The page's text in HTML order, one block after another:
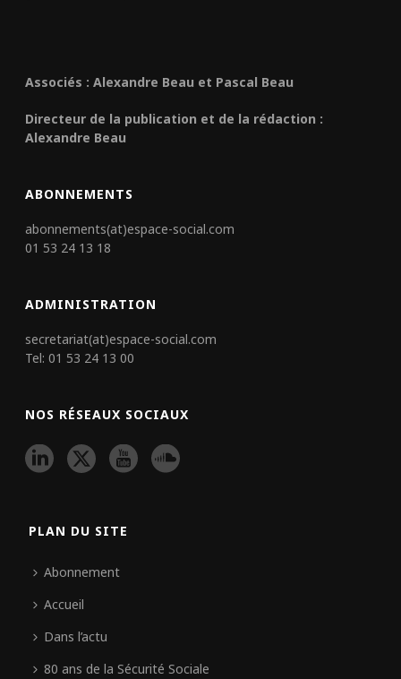
Associés : Alexandre Beau et Pascal Beau
Directeur de la publication et de la rédaction :
Alexandre Beau
ABONNEMENTS
abonnements(at)espace-social.com
01 53 24 13 18
ADMINISTRATION
secretariat(at)espace-social.com
Tel: 01 53 24 13 00
NOS RÉSEAUX SOCIAUX
PLAN DU SITE
Abonnement
Accueil
Dans l’actu
80 ans de la Sécurité Sociale